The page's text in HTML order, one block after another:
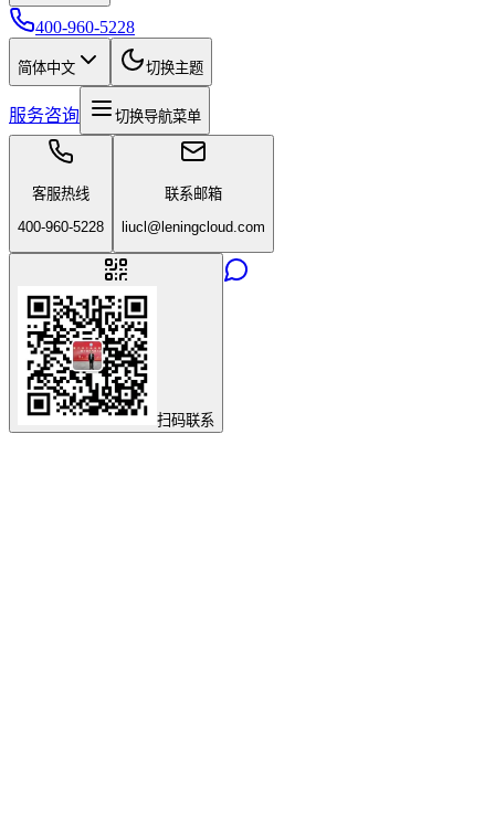
400-960-5228
简体中文 切换主题
服务咨询 切换导航菜单
客服热线
400-960-5228
联系邮箱
liucl@leningcloud.com
扫码联系